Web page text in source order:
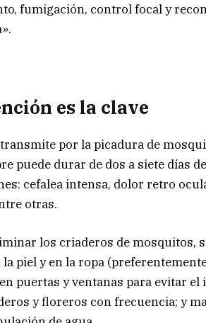
fumigación, control focal y
es la clave
por la picadura de
puede durar de dos a siete días
cefalea intensa, dolor retro
otras.
los criaderos de mosquitos,
piel y en la ropa
puertas y ventanas para evitar
y floreros con frecuencia; y